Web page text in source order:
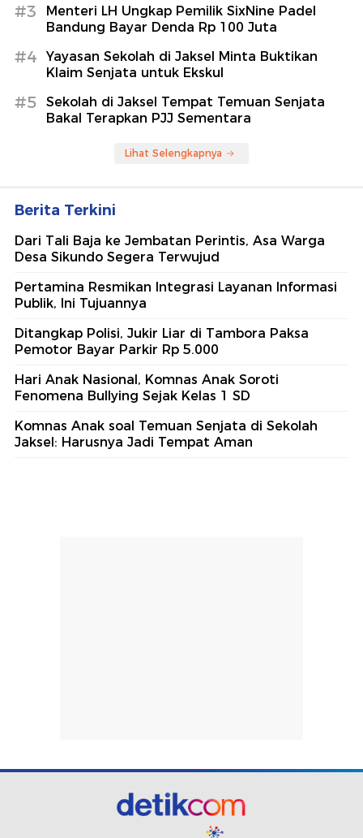
#3
Menteri LH Ungkap Pemilik SixNine Padel
Bandung Bayar Denda Rp 100 Juta
#4
Yayasan Sekolah di Jaksel Minta Buktikan
Klaim Senjata untuk Ekskul
#5
Sekolah di Jaksel Tempat Temuan Senjata
Bakal Terapkan PJJ Sementara
Lihat Selengkapnya
Berita Terkini
Dari Tali Baja ke Jembatan Perintis, Asa Warga
Desa Sikundo Segera Terwujud
Pertamina Resmikan Integrasi Layanan Informasi
Publik, Ini Tujuannya
Ditangkap Polisi, Jukir Liar di Tambora Paksa
Pemotor Bayar Parkir Rp 5.000
Hari Anak Nasional, Komnas Anak Soroti
Fenomena Bullying Sejak Kelas 1 SD
Komnas Anak soal Temuan Senjata di Sekolah
Jaksel: Harusnya Jadi Tempat Aman